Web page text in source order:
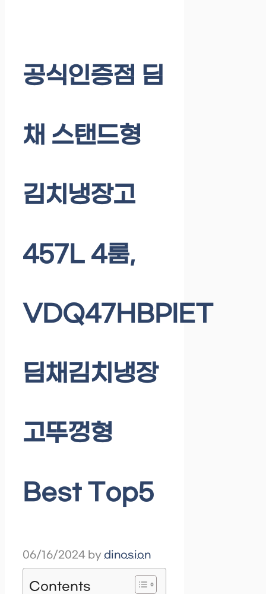
공식인증점 딤
채 스탠드형
김치냉장고
457L 4룸,
VDQ47HBPIET
딤채김치냉장
고뚜껑형
Best Top5
06/16/2024 by dinosion
Contents